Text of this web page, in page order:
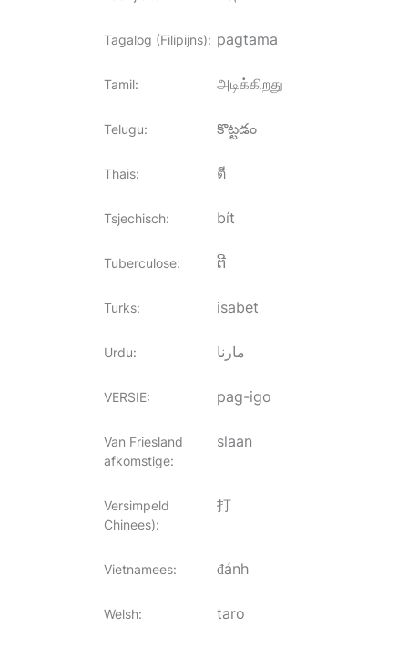
Tagalog (Filipijns): pagtama
Tamil: அடிக்கிறது
Telugu: కొట్టడం
Thais: ตี
Tsjechisch: bít
Tuberculose: ຕີ
Turks: isabet
Urdu: مارنا
VERSIE: pag-igo
Van Friesland
afkomstige:
slaan
Versimpeld
Chinees):
打
Vietnamees: đánh
Welsh: taro